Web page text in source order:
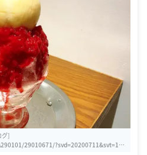
グ]
29010671/?svd=20200711&svt=120